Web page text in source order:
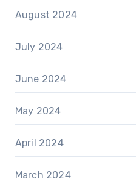
August 2024
July 2024
June 2024
May 2024
April 2024
March 2024